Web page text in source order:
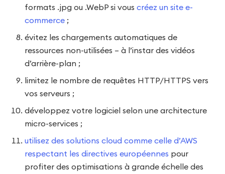
formats .jpg ou .WebP si vouscréez un site e-
commerce ;
évitez les chargements automatiques de
ressources non-utilisées – à l’instar des vidéos
d’arrière-plan ;
limitez le nombre de requêtes HTTP/HTTPS vers
vos serveurs ;
développez votre logiciel selon une architecture
micro-services ;
utilisez des solutions cloud comme celle d’AWS
respectant les directives européennes pour
profiter des optimisations à grande échelle des